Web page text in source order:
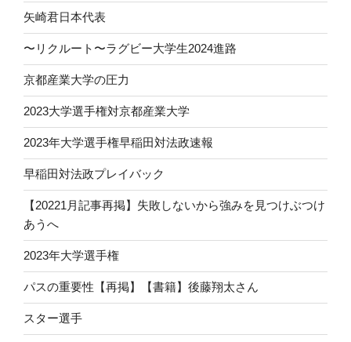
矢崎君日本代表
〜リクルート〜ラグビー大学生2024進路
京都産業大学の圧力
2023大学選手権対京都産業大学
2023年大学選手権早稲田対法政速報
早稲田対法政プレイバック
【20221月記事再掲】失敗しないから強みを見つけぶつけ
あうへ
2023年大学選手権
パスの重要性【再掲】【書籍】後藤翔太さん
スター選手